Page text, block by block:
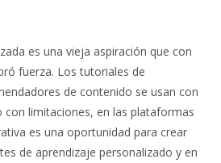
es una vieja aspiración que con
fuerza. Los tutoriales de
de contenido se usan con
con limitaciones, en las plataformas
es una oportunidad para crear
de aprendizaje personalizado y en